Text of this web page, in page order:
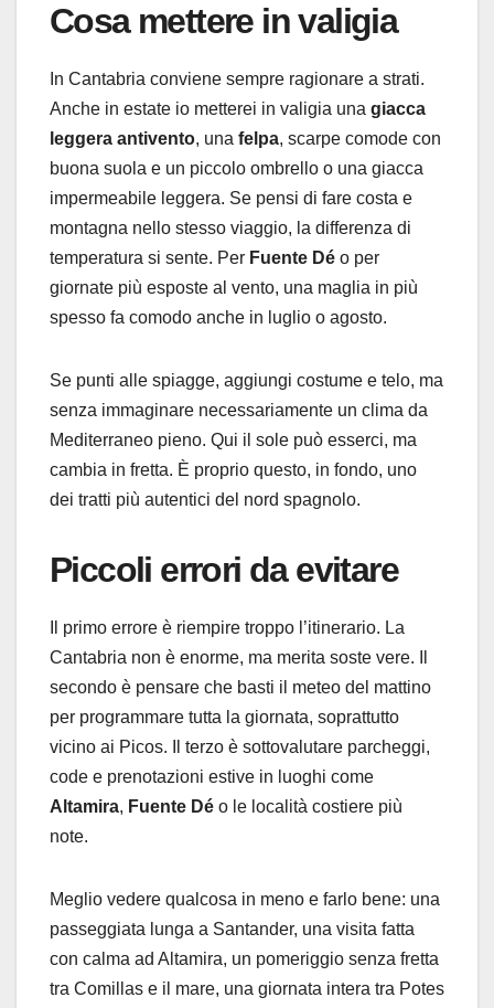
Cosa mettere in valigia
In Cantabria conviene sempre ragionare a strati.
Anche in estate io metterei in valigia una giacca
leggera antivento, una felpa, scarpe comode con
buona suola e un piccolo ombrello o una giacca
impermeabile leggera. Se pensi di fare costa e
montagna nello stesso viaggio, la differenza di
temperatura si sente. Per Fuente Dé o per
giornate più esposte al vento, una maglia in più
spesso fa comodo anche in luglio o agosto.
Se punti alle spiagge, aggiungi costume e telo, ma
senza immaginare necessariamente un clima da
Mediterraneo pieno. Qui il sole può esserci, ma
cambia in fretta. È proprio questo, in fondo, uno
dei tratti più autentici del nord spagnolo.
Piccoli errori da evitare
Il primo errore è riempire troppo l’itinerario. La
Cantabria non è enorme, ma merita soste vere. Il
secondo è pensare che basti il meteo del mattino
per programmare tutta la giornata, soprattutto
vicino ai Picos. Il terzo è sottovalutare parcheggi,
code e prenotazioni estive in luoghi come
Altamira, Fuente Dé o le località costiere più
note.
Meglio vedere qualcosa in meno e farlo bene: una
passeggiata lunga a Santander, una visita fatta
con calma ad Altamira, un pomeriggio senza fretta
tra Comillas e il mare, una giornata intera tra Potes